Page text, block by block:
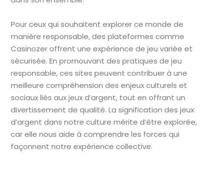
Pour ceux qui souhaitent explorer ce monde de
manière responsable, des plateformes comme
Casinozer offrent une expérience de jeu variée et
sécurisée. En promouvant des pratiques de jeu
responsable, ces sites peuvent contribuer à une
meilleure compréhension des enjeux culturels et
sociaux liés aux jeux d’argent, tout en offrant un
divertissement de qualité. La signification des jeux
d’argent dans notre culture mérite d’être explorée,
car elle nous aide à comprendre les forces qui
façonnent notre expérience collective.